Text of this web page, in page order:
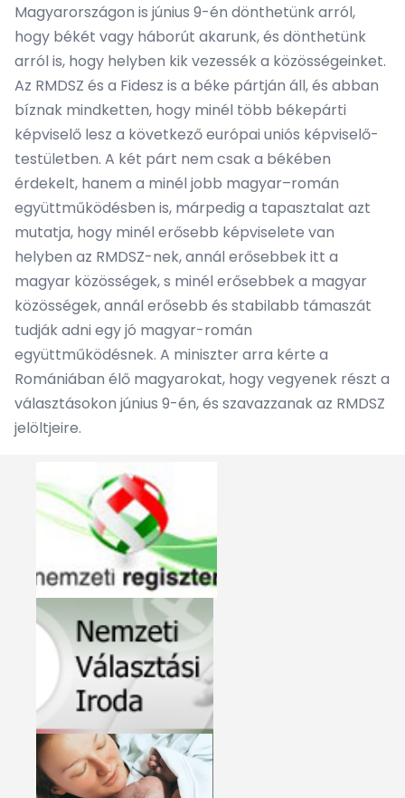
Magyarországon is június 9-én dönthetünk arról,
hogy békét vagy háborút akarunk, és dönthetünk
arról is, hogy helyben kik vezessék a közösségeinket.
Az RMDSZ és a Fidesz is a béke pártján áll, és abban
bíznak mindketten, hogy minél több békepárti
képviselő lesz a következő európai uniós képviselő-
testületben. A két párt nem csak a békében
érdekelt, hanem a minél jobb magyar–román
együttműködésben is, márpedig a tapasztalat azt
mutatja, hogy minél erősebb képviselete van
helyben az RMDSZ-nek, annál erősebbek itt a
magyar közösségek, s minél erősebbek a magyar
közösségek, annál erősebb és stabilabb támaszát
tudják adni egy jó magyar-román
együttműködésnek. A miniszter arra kérte a
Romániában élő magyarokat, hogy vegyenek részt a
választásokon június 9-én, és szavazzanak az RMDSZ
jelöltjeire.